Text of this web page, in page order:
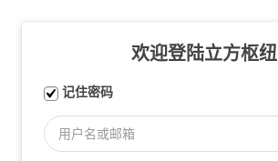
欢迎登陆立方枢纽
记住密码